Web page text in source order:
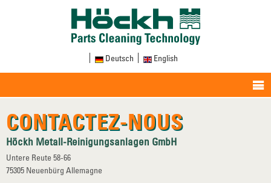
Deutsch English
CONTACTEZ-NOUS
Höckh Metall-Reinigungsanlagen GmbH
Untere Reute 58-66
75305 Neuenbürg Allemagne